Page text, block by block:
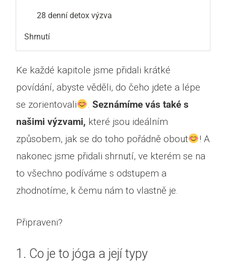
28 denní detox výzva
Shrnutí
Ke každé kapitole jsme přidali krátké
povídání, abyste věděli, do čeho jdete a lépe
se zorientovali
. Seznámíme vás také s
našimi výzvami, které jsou ideálním
způsobem, jak se do toho pořádně obout
! A
nakonec jsme přidali shrnutí, ve kterém se na
to všechno podíváme s odstupem a
zhodnotíme, k čemu nám to vlastně je.
Připraveni?
1. Co je to jóga a její typy